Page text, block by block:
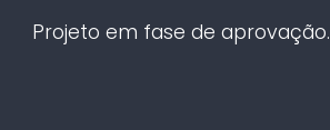
Projeto em fase de aprovação.